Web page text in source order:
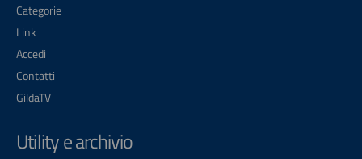
Categorie
Link
Accedi
Contatti
GildaTV
Utility e archivio